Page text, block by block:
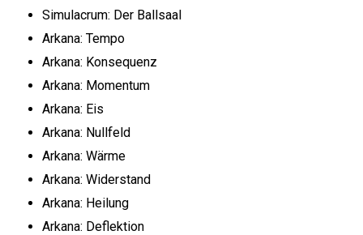
Simulacrum: Der Ballsaal
Arkana: Tempo
Arkana: Konsequenz
Arkana: Momentum
Arkana: Eis
Arkana: Nullfeld
Arkana: Wärme
Arkana: Widerstand
Arkana: Heilung
Arkana: Deflektion